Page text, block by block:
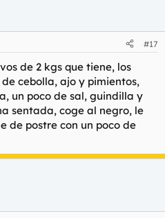
#17
de 2 kgs que tiene, los
cebolla, ajo y pimientos,
un poco de sal, guindilla y
sentada, coge al negro, le
de postre con un poco de